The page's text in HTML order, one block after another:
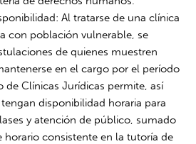
Al tratarse de una clínica
con población vulnerable, se
de quienes muestren
en el cargo por el período
de Clínicas Jurídicas permite, así
disponibilidad horaria para
y atención de público, sumado
horario consistente en la tutoría de